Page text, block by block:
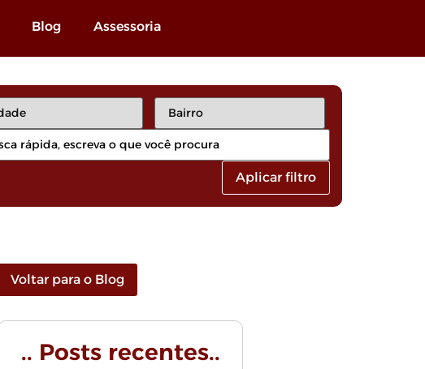
Blog Assessoria
Aplicar filtro
Voltar para o Blog
.. Posts recentes..